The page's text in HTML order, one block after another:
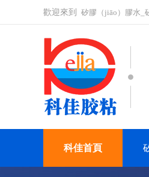
歡迎來到 矽膠（jiāo）膠水_
科佳首頁